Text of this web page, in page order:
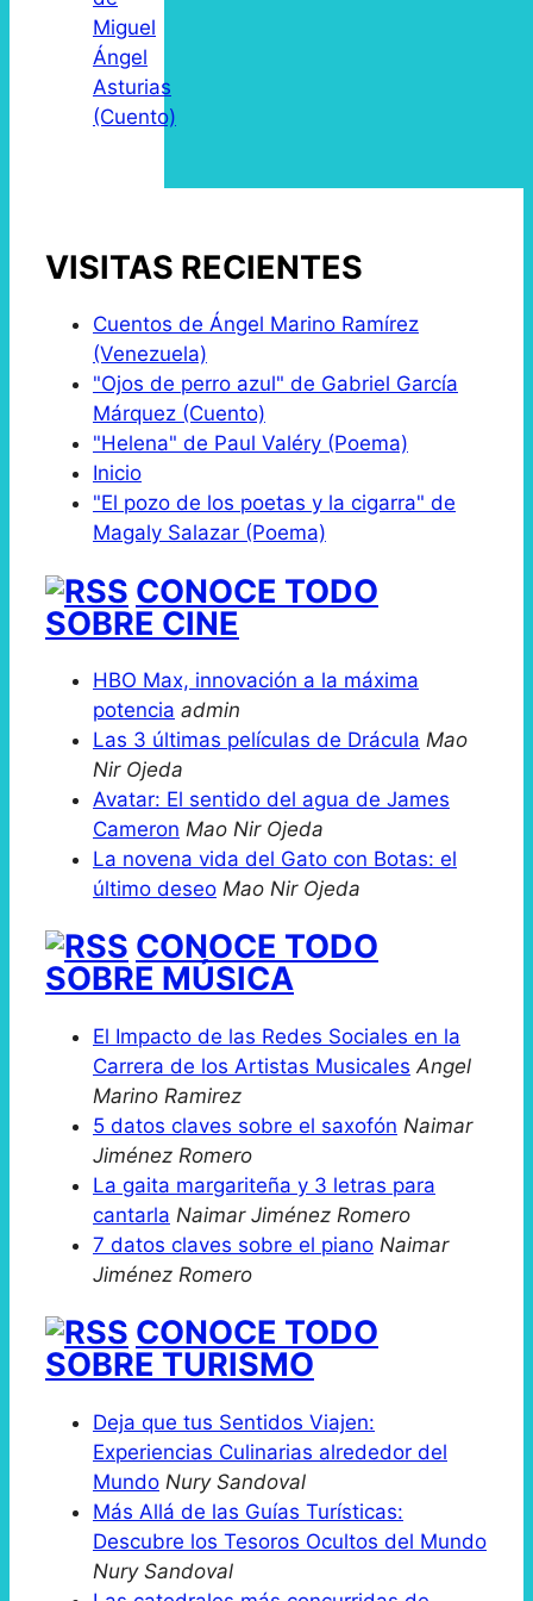
Miguel
Ángel
Asturias
(Cuento)
VISITAS RECIENTES
Cuentos de Ángel Marino Ramírez
(Venezuela)
"Ojos de perro azul" de Gabriel García
Márquez (Cuento)
"Helena" de Paul Valéry (Poema)
Inicio
"El pozo de los poetas y la cigarra" de
Magaly Salazar (Poema)
CONOCE TODO
SOBRE CINE
HBO Max, innovación a la máxima
potencia admin
Las 3 últimas películas de Drácula Mao
Nir Ojeda
Avatar: El sentido del agua de James
Cameron Mao Nir Ojeda
La novena vida del Gato con Botas: el
último deseo Mao Nir Ojeda
CONOCE TODO
SOBRE MÚSICA
El Impacto de las Redes Sociales en la
Carrera de los Artistas Musicales Angel
Marino Ramirez
5 datos claves sobre el saxofón Naimar
Jiménez Romero
La gaita margariteña y 3 letras para
cantarla Naimar Jiménez Romero
7 datos claves sobre el piano Naimar
Jiménez Romero
CONOCE TODO
SOBRE TURISMO
Deja que tus Sentidos Viajen:
Experiencias Culinarias alrededor del
Mundo Nury Sandoval
Más Allá de las Guías Turísticas:
Descubre los Tesoros Ocultos del Mundo
Nury Sandoval